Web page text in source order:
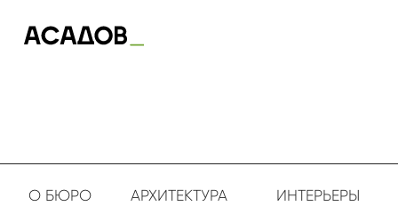
О БЮРО АРХИТЕКТУРА ИНТЕРЬЕРЫ